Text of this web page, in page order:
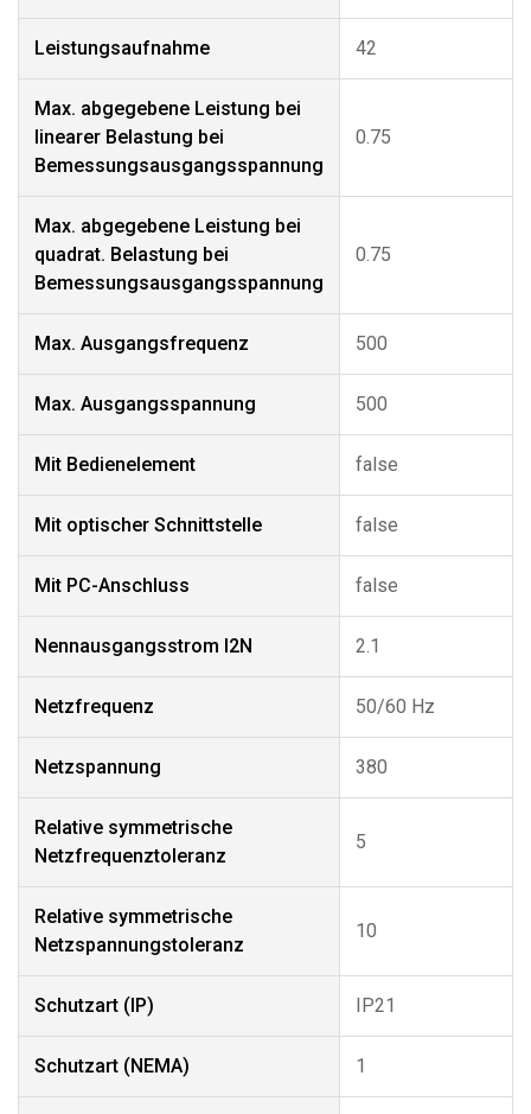
Leistungsaufnahme 42
Max. abgegebene Leistung bei
linearer Belastung bei
Bemessungsausgangsspannung
0.75
Max. abgegebene Leistung bei
quadrat. Belastung bei
Bemessungsausgangsspannung
0.75
Max. Ausgangsfrequenz 500
Max. Ausgangsspannung 500
Mit Bedienelement false
Mit optischer Schnittstelle false
Mit PC-Anschluss false
Nennausgangsstrom I2N 2.1
Netzfrequenz 50/60 Hz
Netzspannung 380
Relative symmetrische
Netzfrequenztoleranz
5
Relative symmetrische
Netzspannungstoleranz
10
Schutzart (IP) IP21
Schutzart (NEMA) 1